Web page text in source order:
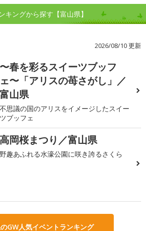
キングから探す【富山県】
2026/08/10 更新
〜春を彩るスイーツブッフ
ェ〜「アリスの苺さがし」／
富山県
不思議の国のアリスをイメージしたスイー
ツブッフェ
高岡桜まつり／富山県
野趣あふれる水濠公園に咲き誇るさくら
GW人気イベントランキング